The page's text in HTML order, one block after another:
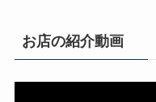
お店の紹介動画